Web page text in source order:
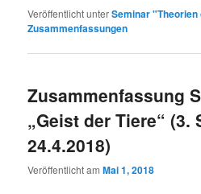
Veröffentlicht unterSeminar "Theorien
Zusammenfassungen
Zusammenfassung
„Geist der Tiere“ (3.
24.4.2018)
Veröffentlicht amMai 1, 2018